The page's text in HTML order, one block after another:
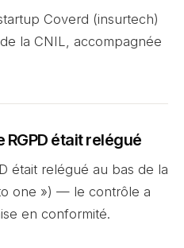
Coverd (insurtech)
la CNIL, accompagnée
était relégué
était relégué au bas de la
one ») — le contrôle a
en conformité.